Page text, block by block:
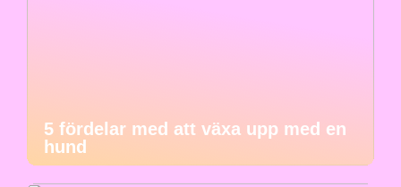
5 fördelar med att växa upp med en
hund